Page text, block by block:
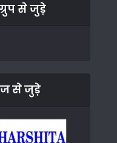
से जुड़े
से जुड़े